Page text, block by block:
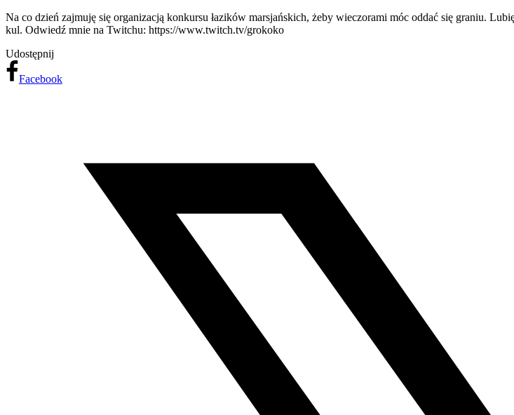
Na co dzień zajmuję się organizacją konkursu łazików marsjańskich, żeby wieczorami móc oddać się graniu.
kul. Odwiedź mnie na Twitchu: https://www.twitch.tv/grokoko
Udostępnij
Facebook